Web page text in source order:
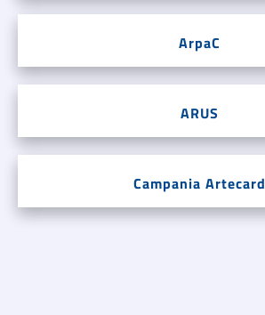
ArpaC
ARUS
Campania Artecard